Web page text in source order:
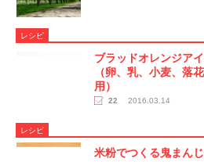
レシピ
ブラッドオレンジア
（卵、乳、小麦、落
用）
22 2016.03.14
レシピ
米粉でつくる鬼まん